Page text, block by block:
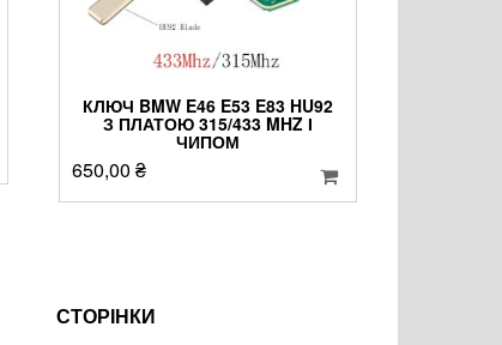
КЛЮЧ BMW E46 E53 E83 HU92
З ПЛАТОЮ 315/433 MHZ І
ЧИПОМ
650,00₴
СТОРІНКИ